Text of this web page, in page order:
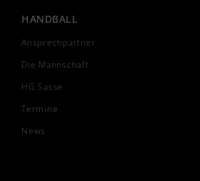
HANDBALL
Ansprechpartner
Die Mannschaft
HG Sasse
Termine
News